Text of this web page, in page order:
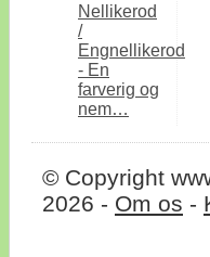
Nellikerod
/
Engnellikerod
- En
farverig og
nem…
© Copyright
2026 - Om os -